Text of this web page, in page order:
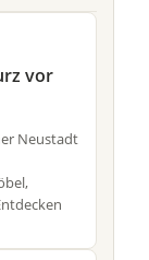
vor
Neustadt